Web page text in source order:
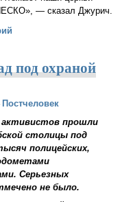
— сказал Джурич.
Сербии
под охраной
Постчеловек
прошли
столицы под
полицейских,
Серьезных
не было.